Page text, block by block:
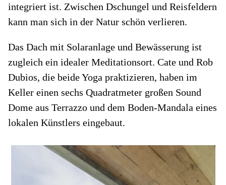
integriert ist. Zwischen Dschungel und Reisfeldern
kann man sich in der Natur schön verlieren.
Das Dach mit Solaranlage und Bewässerung ist
zugleich ein idealer Meditationsort. Cate und Rob
Dubios, die beide Yoga praktizieren, haben im
Keller einen sechs Quadratmeter großen Sound
Dome aus Terrazzo und dem Boden-Mandala eines
lokalen Künstlers eingebaut.